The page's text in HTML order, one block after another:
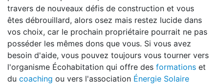
travers de nouveaux défis de construction et vous
êtes débrouillard, alors osez mais restez lucide dans
vos choix, car le prochain propriétaire pourrait ne pas
posséder les mêmes dons que vous. Si vous avez
besoin d'aide, vous pouvez toujours vous tourner vers
l'organisme Écohabitation qui offre des formations et
du coaching ou vers l'association Énergie Solaire